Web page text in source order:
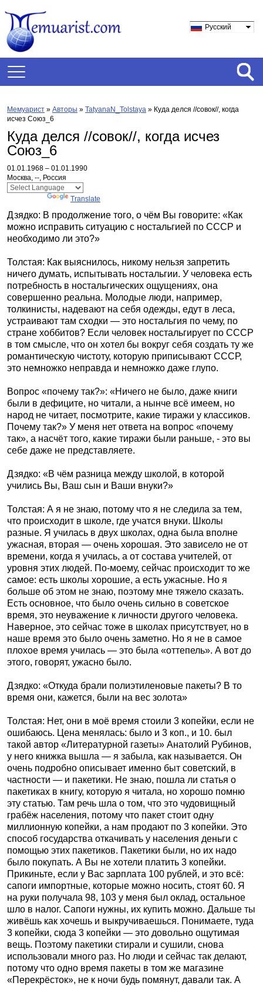
Русский
Мемуарист » Авторы » TatyanaN_Tolstaya » Куда делся //совок//, когда
исчез Союз_6
Куда делся //совок//, когда исчез
Союз_6
01.01.1968 – 01.01.1990
Москва, --, Россия
Translate
Дзядко: В продолжение того, о чём Вы говорите: «Как
можно исправить ситуацию с ностальгией по СССР и
необходимо ли это?»
Толстая: Как выяснилось, никому нельзя запретить
ничего думать, испытывать ностальгии. У человека есть
потребность в ностальгических ощущениях, она
совершенно реальна. Молодые люди, например,
толкинисты, надевают на себя одежды, едут в леса,
устраивают там сходки — это ностальгия по чему, по
стране хоббитов? Если человек ностальгирует по СССР
в том смысле, что он хотел бы вокруг себя создать ту же
романтическую чистоту, которую приписывают СССР,
это немножко неправда и немножко даже глупо.
Вопрос «почему так?»: «Ничего не было, даже книги
были в дефиците, но читали, а нынче всё имеем, но
народ не читает, посмотрите, какие тиражи у классиков.
Почему так?» У меня нет ответа на вопрос «почему
так», а насчёт того, какие тиражи были раньше, - это вы
себе даже не представляете.
Дзядко: «В чём разница между школой, в которой
учились Вы, Ваш сын и Ваши внуки?»
Толстая: А я не знаю, потому что я не следила за тем,
что происходит в школе, где учатся внуки. Школы
разные. Я училась в двух школах, одна была вполне
ужасная, вторая — очень хорошая. Это зависело не от
времени, когда я училась, а от состава учителей, от
уровня этих людей. По-моему, сейчас происходит то же
самое: есть школы хорошие, а есть ужасные. Но я
больше об этом не знаю, поэтому мне тяжело сказать.
Есть основное, что было очень сильно в советское
время, это неуважение к личности другого человека.
Наверное, это сейчас тоже в школах присутствует, но в
наше время это было очень заметно. Но я не в самое
плохое время училась — это была «оттепель». А вот до
этого, говорят, ужасно было.
Дзядко: «Откуда брали полиэтиленовые пакеты? В то
время они, кажется, были на вес золота»
Толстая: Нет, они в моё время стоили 3 копейки, если не
ошибаюсь. Цена менялась: было и 3 коп., и 10. был
такой автор «Литературной газеты» Анатолий Рубинов,
у него книжка вышла — я забыла, как называется. Он
очень подробно описывает именно быт советский, в
частности — и пакетики. Не знаю, пошла ли статья о
пакетиках в книгу, которую я читала, но хорошо помню
эту статью. Там речь шла о том, что это чудовищный
грабёж населения, потому что пакет стоит одну
миллионную копейки, а нам продают по 3 копейки. Это
способ государства откачивать у населения деньги с
помощью этих пакетиков. Пакетики были, но их надо
было покупать. А Вы не хотели платить 3 копейки.
Прикиньте, если у Вас зарплата 100 рублей, и это всё:
сапоги импортные, которые можно носить, стоят 60. Я
на руки получала 98, 103 у меня был оклад, остальное
шло в налог. Сапоги нужны, их купить можно. Дальше ты
живёшь как хочешь и выкручиваешься. Понимаете, туда
3 копейки, сюда 3 копейки — это довольно ощутимая
вещь. Поэтому пакетики стирали и сушили, снова
использовали много раз. Но люди и сейчас так делают,
потому что одно время пакеты в том же магазине
«Перекрёсток», не к ночи будь помянут, давали так. А